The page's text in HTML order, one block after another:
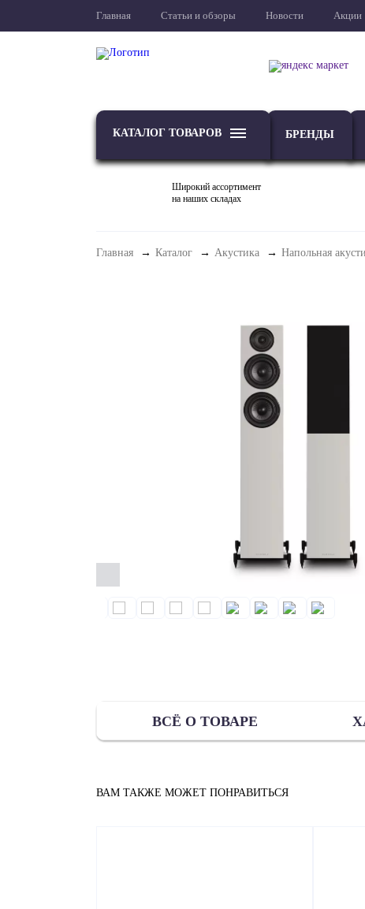
Главная Статьи и обзоры Новости Акции
КАТАЛОГ ТОВАРОВ
Стерео и мини-
системы
БРЕНДЫ
Широкий ассортимент
на наших складах
Главная Каталог Акустика Напольная
ВСЁ О ТОВАРЕ
ВАМ ТАКЖЕ МОЖЕТ ПОНРАВИТЬСЯ